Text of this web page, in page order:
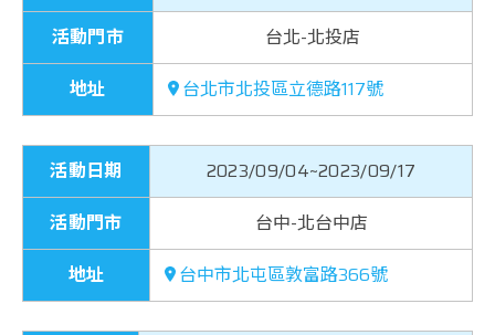
活動門市
台北-北投店
地址
台北市北投區立德路117號
活動日期
2023/09/04~2023/09/17
活動門市
台中-北台中店
地址
台中市北屯區敦富路366號